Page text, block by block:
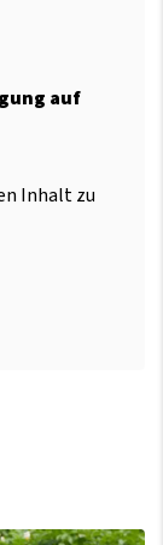
auf
Inhalt zu